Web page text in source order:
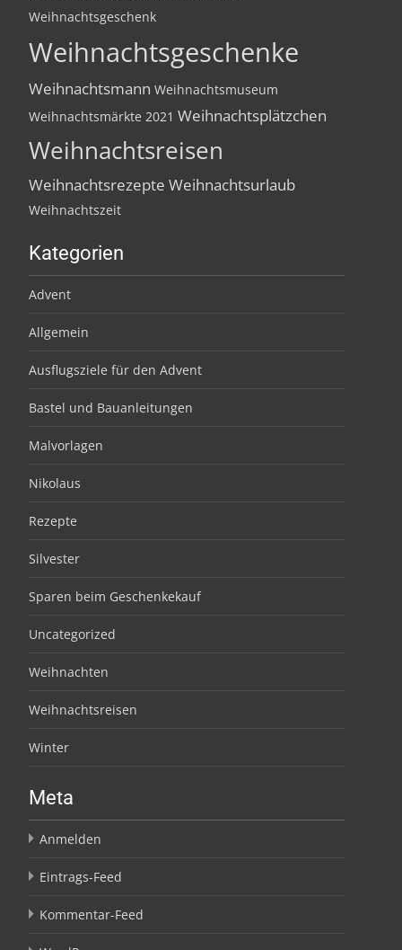
Weihnachtsgeschenk
Weihnachtsgeschenke
Weihnachtsmann Weihnachtsmuseum
Weihnachtsmärkte 2021 Weihnachtsplätzchen
Weihnachtsreisen
Weihnachtsrezepte Weihnachtsurlaub
Weihnachtszeit
Kategorien
Advent
Allgemein
Ausflugsziele für den Advent
Bastel und Bauanleitungen
Malvorlagen
Nikolaus
Rezepte
Silvester
Sparen beim Geschenkekauf
Uncategorized
Weihnachten
Weihnachtsreisen
Winter
Meta
Anmelden
Eintrags-Feed
Kommentar-Feed